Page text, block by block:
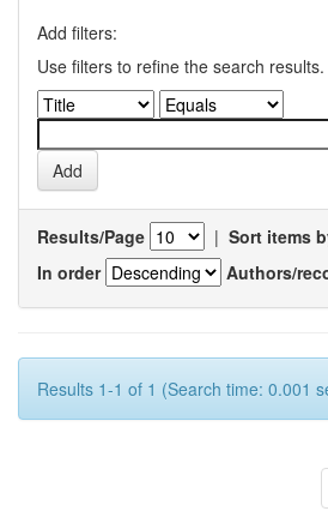
Add filters:
Use filters to refine the search results.
Results/Page | Sort items
In order
Authors/
Results 1-1 of 1 (Search time: 0.001